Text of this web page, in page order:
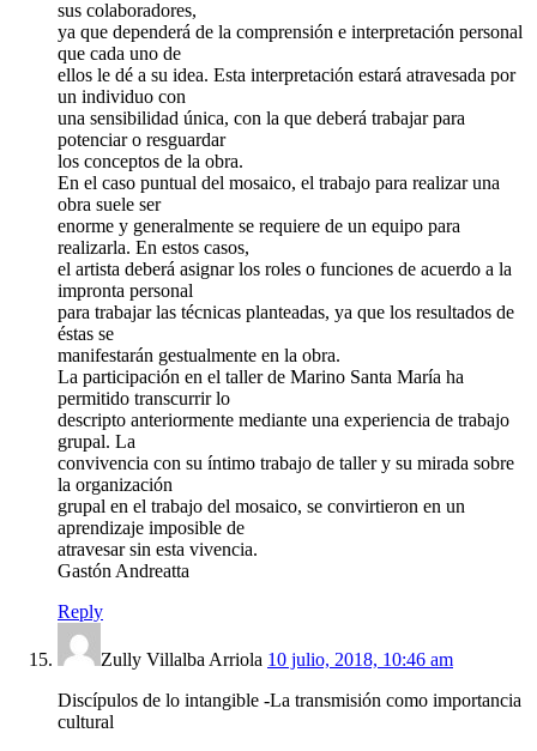
sus colaboradores,
ya que dependerá de la comprensión e interpretación personal
que cada uno de
ellos le dé a su idea. Esta interpretación estará atravesada por
un individuo con
una sensibilidad única, con la que deberá trabajar para
potenciar o resguardar
los conceptos de la obra.
En el caso puntual del mosaico, el trabajo para realizar una
obra suele ser
enorme y generalmente se requiere de un equipo para
realizarla. En estos casos,
el artista deberá asignar los roles o funciones de acuerdo a la
impronta personal
para trabajar las técnicas planteadas, ya que los resultados de
éstas se
manifestarán gestualmente en la obra.
La participación en el taller de Marino Santa María ha
permitido transcurrir lo
descripto anteriormente mediante una experiencia de trabajo
grupal. La
convivencia con su íntimo trabajo de taller y su mirada sobre
la organización
grupal en el trabajo del mosaico, se convirtieron en un
aprendizaje imposible de
atravesar sin esta vivencia.
Gastón Andreatta
Reply
Zully Villalba Arriola 10 julio, 2018, 10:46 am
Discípulos de lo intangible -La transmisión como importancia
cultural